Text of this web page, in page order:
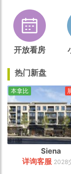
开放看房
热门新盘
Siena
详询客服 2028
本拿比